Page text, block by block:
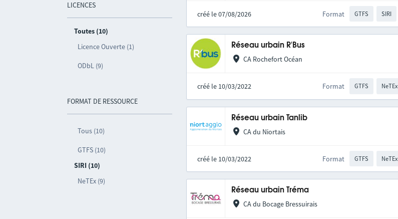
LICENCES
Toutes (10)
Licence Ouverte (1)
ODbL (9)
FORMAT DE RESSOURCE
Tous (10)
GTFS (10)
SIRI (10)
NeTEx (9)
créé le 07/08/2026 Format GTFS SIRI
Réseau urbain R'Bus
CA Rochefort Océan
créé le 10/03/2022 Format GTFS NeTEx
Réseau urbain Tanlib
CA du Niortais
créé le 10/03/2022 Format GTFS NeTEx
Réseau urbain Tréma
CA du Bocage Bressuirais